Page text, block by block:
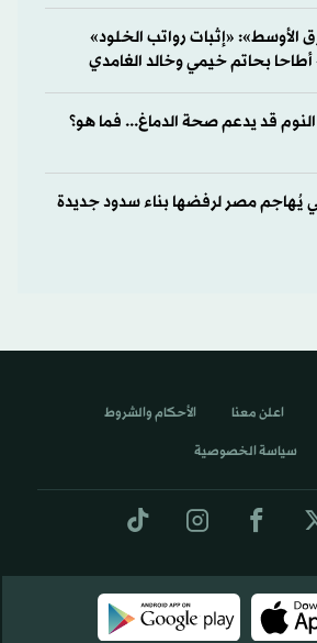
الأوسط»: «إثبات رواتب الخلود»
أطاحا بحاتم خيمي وخالد الغامدي
قد يدعم صحة الدماغ... فما هو؟
يُهاجم مصر لرفضها بناء سدود جديدة
اعلن معنا الأحكام والشروط
سياسة الخصوصية